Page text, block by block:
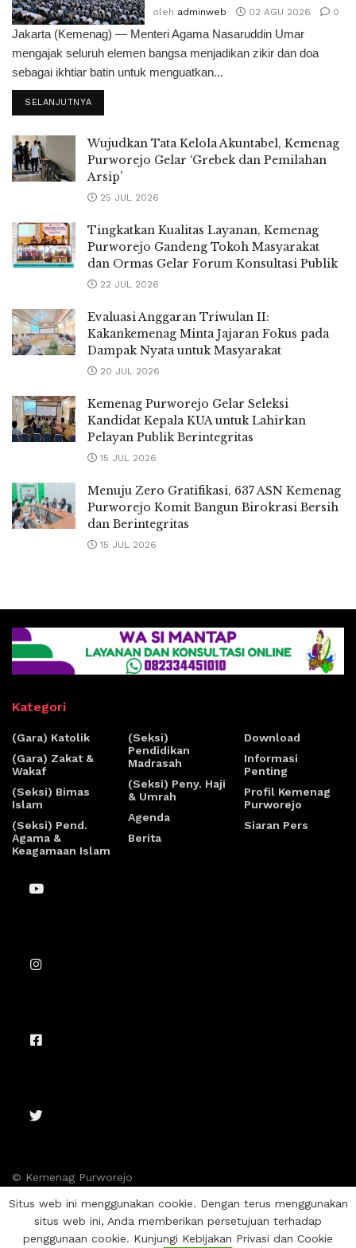
oleh adminweb 02 AGU 2026 0
Jakarta (Kemenag) — Menteri Agama Nasaruddin Umar
mengajak seluruh elemen bangsa menjadikan zikir dan doa
sebagai ikhtiar batin untuk menguatkan...
SELANJUTNYA
Wujudkan Tata Kelola Akuntabel, Kemenag
Purworejo Gelar ‘Grebek dan Pemilahan
Arsip’
25 JUL 2026
Tingkatkan Kualitas Layanan, Kemenag
Purworejo Gandeng Tokoh Masyarakat
dan Ormas Gelar Forum Konsultasi Publik
22 JUL 2026
Evaluasi Anggaran Triwulan II:
Kakankemenag Minta Jajaran Fokus pada
Dampak Nyata untuk Masyarakat
20 JUL 2026
Kemenag Purworejo Gelar Seleksi
Kandidat Kepala KUA untuk Lahirkan
Pelayan Publik Berintegritas
15 JUL 2026
Menuju Zero Gratifikasi, 637 ASN Kemenag
Purworejo Komit Bangun Birokrasi Bersih
dan Berintegritas
15 JUL 2026
Kategori
(Gara) Katolik
(Gara) Zakat &
Wakaf
(Seksi) Bimas
Islam
(Seksi) Pend.
Agama &
Keagamaan Islam
(Seksi)
Pendidikan
Madrasah
(Seksi) Peny. Haji
& Umrah
Agenda
Berita
Download
Informasi
Penting
Profil Kemenag
Purworejo
Siaran Pers
© Kemenag Purworejo
Situs web ini menggunakan cookie. Dengan terus menggunakan
situs web ini, Anda memberikan persetujuan terhadap
penggunaan cookie. Kunjungi Kebijakan Privasi dan Cookie